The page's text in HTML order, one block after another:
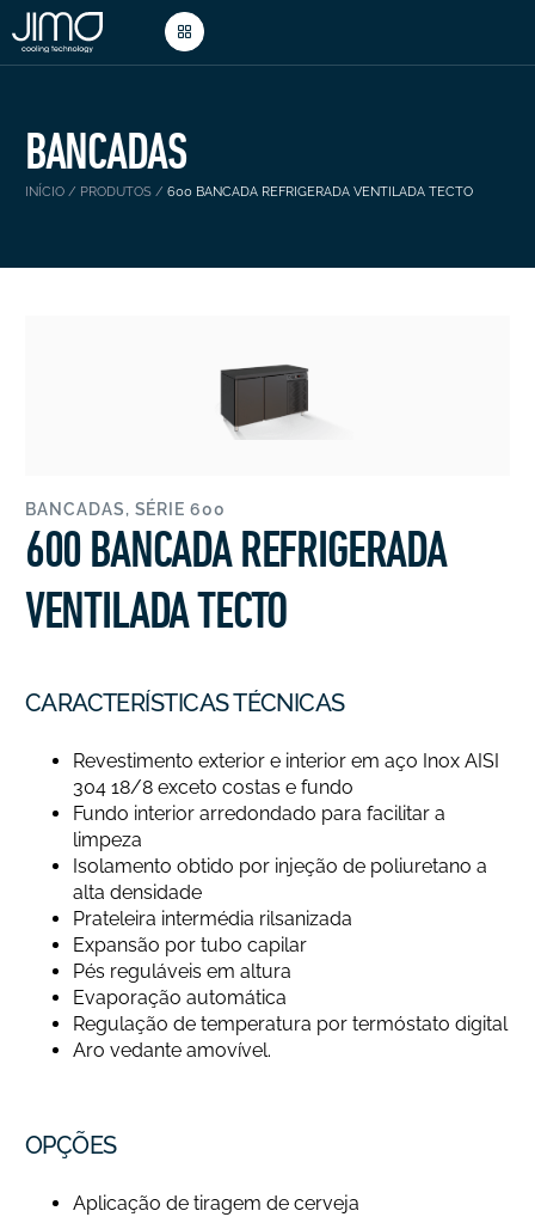
BANCADAS
INÍCIO / PRODUTOS / 600 BANCADA REFRIGERADA VENTILADA TECTO
BANCADAS, SÉRIE 600
600 BANCADA REFRIGERADA
VENTILADA TECTO
CARACTERÍSTICAS TÉCNICAS
Revestimento exterior e interior em aço Inox AISI
304 18/8 exceto costas e fundo
Fundo interior arredondado para facilitar a
limpeza
Isolamento obtido por injeção de poliuretano a
alta densidade
Prateleira intermédia rilsanizada
Expansão por tubo capilar
Pés reguláveis em altura
Evaporação automática
Regulação de temperatura por termóstato digital
Aro vedante amovível.
OPÇÕES
Aplicação de tiragem de cerveja